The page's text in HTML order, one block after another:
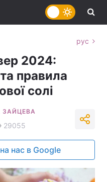
рус
2024:
правила
солі
ЗАЙЦЕВА
29055
нас в Google